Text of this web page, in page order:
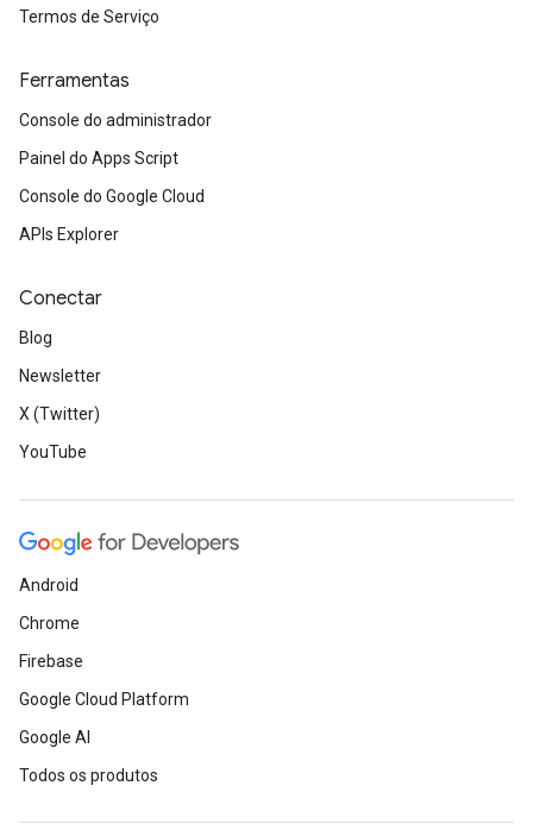
Termos de Serviço
Ferramentas
Console do administrador
Painel do Apps Script
Console do Google Cloud
APIs Explorer
Conectar
Blog
Newsletter
X (Twitter)
YouTube
Android
Chrome
Firebase
Google Cloud Platform
Google AI
Todos os produtos